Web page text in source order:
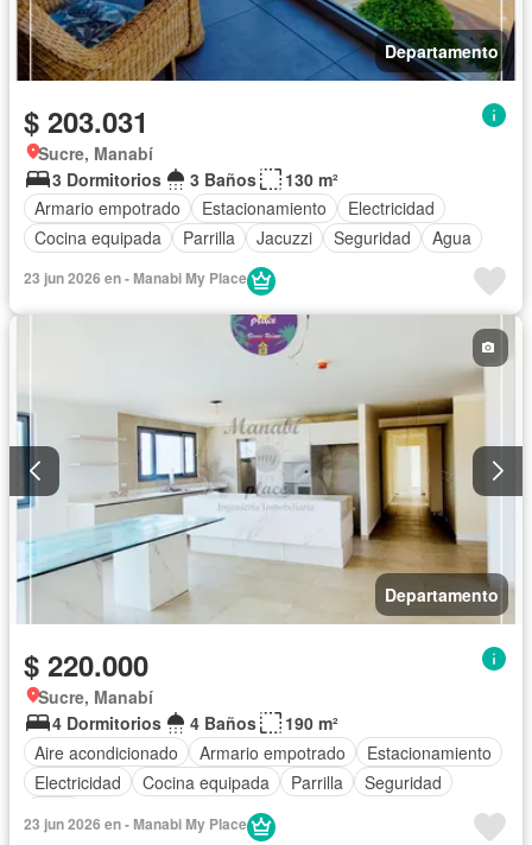
Departamento
$ 203.031
Sucre, Manabí
3 Dormitorios
3 Baños
130 m²
Armario empotrado
Estacionamiento
Electricidad
Cocina equipada
Parrilla Jacuzzi Seguridad Agua
23 jun 2026 en - Manabi My Place
Departamento
$ 220.000
Sucre, Manabí
4 Dormitorios
4 Baños
190 m²
Aire acondicionado
Armario empotrado
Estacionamiento
Electricidad
Cocina equipada Parrilla
Seguridad
23 jun 2026 en - Manabi My Place